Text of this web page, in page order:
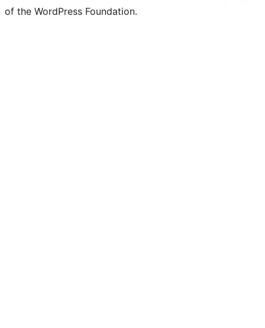
of the WordPress Foundation.